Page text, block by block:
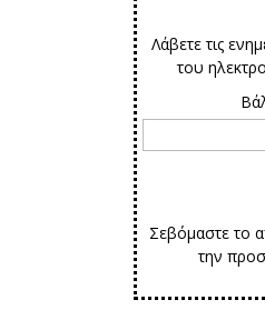
Λάβετε τις
του
Σεβόμαστε το
την